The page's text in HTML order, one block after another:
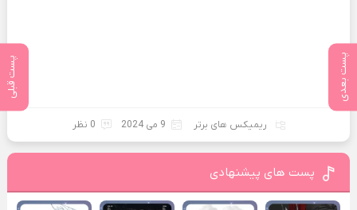
پست بعدی پست قبلی
ریمیکس های برتر 9 می 2024 0 نظر
پست های پیشنهادی